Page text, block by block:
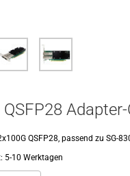
QSFP28, passend zu SG-
5-10 Werktagen